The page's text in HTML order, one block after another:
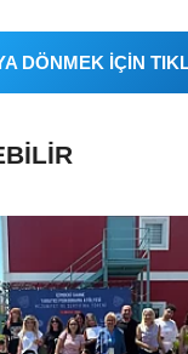
DÖNMEK İÇİN